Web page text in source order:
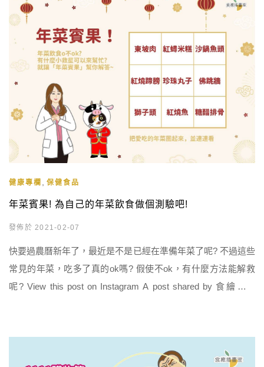
原」植物，可協助身體抵抗來自生理與 […]
健康專欄 , 保健食品
年菜賓果! 為自己的年菜飲食做個測驗吧!
發佈於 2021-02-07
快要過農曆新年了，最近是不是已經在準備年菜了呢? 不過這些
常見的年菜，吃多了真的ok嗎? 假使不ok，有什麼方法能解救
呢? View this post on Instagram A post shared by 食繪宣言
吃的年菜圈起來並連連看，連好後就往下看答案 […]